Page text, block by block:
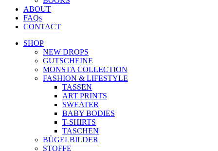
ABOUT
FAQs
CONTACT
SHOP
NEW DROPS
GUTSCHEINE
MONSTA COLLECTION
FASHION & LIFESTYLE
TASSEN
ART PRINTS
SWEATER
BABY BODIES
T-SHIRTS
TASCHEN
BÜGELBILDER
STOFFE